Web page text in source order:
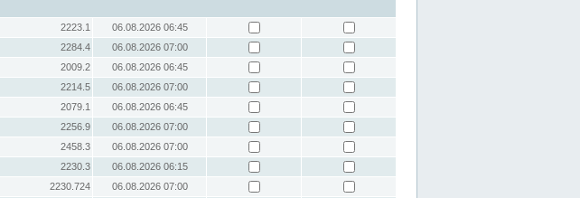
2223.1
06.08.2026 06:45
2284.4
06.08.2026 07:00
2009.2
06.08.2026 06:45
2214.5
06.08.2026 07:00
2079.1
06.08.2026 06:45
2256.9
06.08.2026 07:00
2458.3
06.08.2026 07:00
2230.3
06.08.2026 06:15
2230.724
06.08.2026 07:00